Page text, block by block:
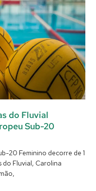
do Fluvial
Sub-20
20 Feminino decorre de 1
do Fluvial, Carolina